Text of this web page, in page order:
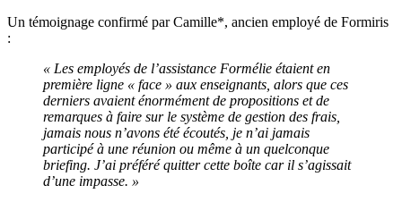
Un témoignage confirmé par Camille*, ancien employé de Formiris
:
« Les employés de l’assistance Formélie étaient en
première ligne « face » aux enseignants, alors que ces
derniers avaient énormément de propositions et de
remarques à faire sur le système de gestion des frais,
jamais nous n’avons été écoutés, je n’ai jamais
participé à une réunion ou même à un quelconque
briefing. J’ai préféré quitter cette boîte car il s’agissait
d’une impasse. »